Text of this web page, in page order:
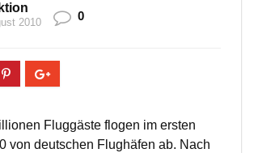
2010 0
Fluggäste flogen im ersten
von deutschen Flughäfen ab. Nach